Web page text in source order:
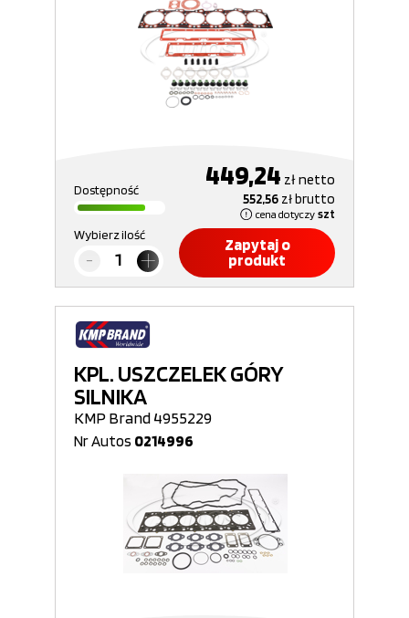
Dostępność 449,24 złnetto
552,56 złbrutto
cena dotyczy szt
Wybierz ilość
Zapytaj o
produkt
KPL. USZCZELEK GÓRY
SILNIKA
KMP Brand 4955229
Nr Autos 0214996